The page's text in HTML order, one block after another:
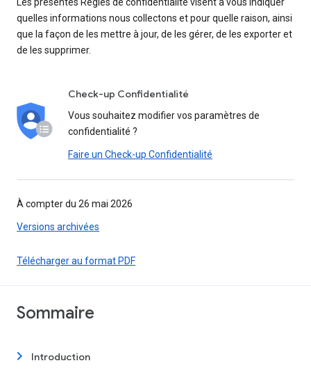
quelles informations nous collectons et pour quelle raison, ainsi
que la façon de les mettre à jour, de les gérer, de les exporter et
de les supprimer.
Check-up Confidentialité
Vous souhaitez modifier vos paramètres de
confidentialité ?
Faire un Check-up Confidentialité
À compter du 26 mai 2026
Versions archivées
Télécharger au format PDF
Sommaire
Introduction